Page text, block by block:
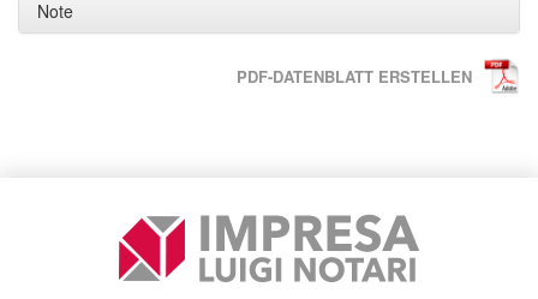
Note
PDF-DATENBLATT ERSTELLEN